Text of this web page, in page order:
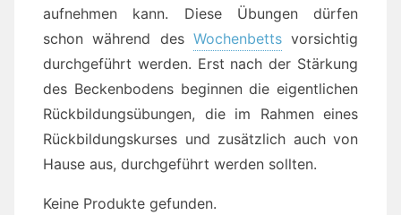
aufnehmen kann. Diese Übungen dürfen
schon während des Wochenbettsvorsichtig
durchgeführt werden. Erst nach der Stärkung
des Beckenbodens beginnen die eigentlichen
Rückbildungsübungen, die im Rahmen eines
Rückbildungskurses und zusätzlich auch von
Hause aus, durchgeführt werden sollten.
Keine Produkte gefunden.